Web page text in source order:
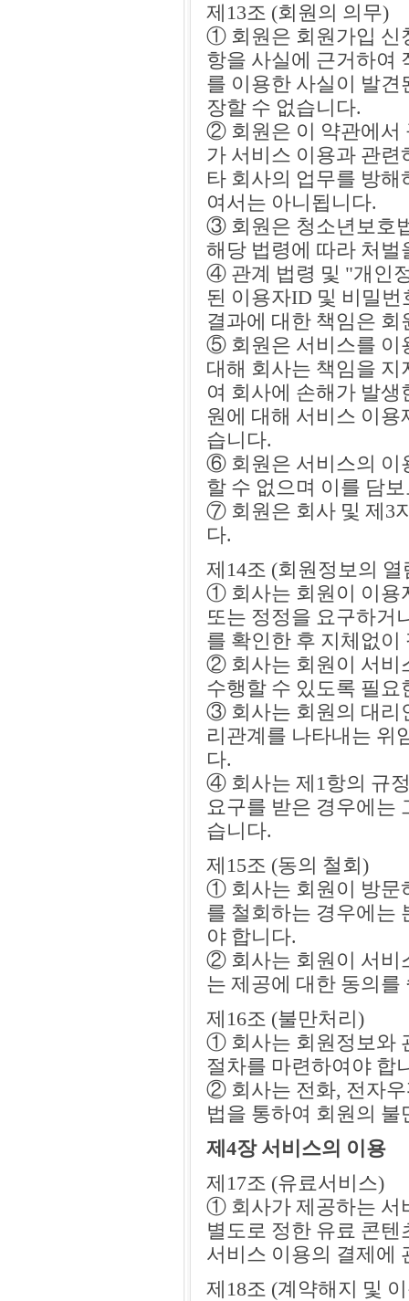
제13조 (회원의 의무)
① 회원은 회원가입 신
항을 사실에 근거하여
를 이용한 사실이 발
장할 수 없습니다.
② 회원은 이 약관에서
가 서비스 이용과 관
타 회사의 업무를 방
여서는 아니됩니다.
③ 회원은 청소년보호
해당 법령에 따라 처벌
④ 관계 법령 및 "개인
된 이용자ID 및 비밀
결과에 대한 책임은
⑤ 회원은 서비스를 이
대해 회사는 책임을
여 회사에 손해가 발
원에 대해 서비스 이
습니다.
⑥ 회원은 서비스의 이
할 수 없으며 이를 담
⑦ 회원은 회사 및 제3
다.
제14조 (회원정보의
① 회사는 회원이 이용
또는 정정을 요구하거
를 확인한 후 지체없
② 회사는 회원이 서비
수행할 수 있도록 필
③ 회사는 회원의 대리
리관계를 나타내는 위
다.
④ 회사는 제1항의 규
요구를 받은 경우에는
습니다.
제15조 (동의 철회)
① 회사는 회원이 방문
를 철회하는 경우에는
야 합니다.
② 회사는 회원이 서비
는 제공에 대한 동의
제16조 (불만처리)
① 회사는 회원정보와
절차를 마련하여야 합
② 회사는 전화, 전자우
법을 통하여 회원의
제4장 서비스의 이용
제17조 (유료서비스)
① 회사가 제공하는 서
별도로 정한 유료 콘
서비스 이용의 결제에
제18조 (계약해지 및